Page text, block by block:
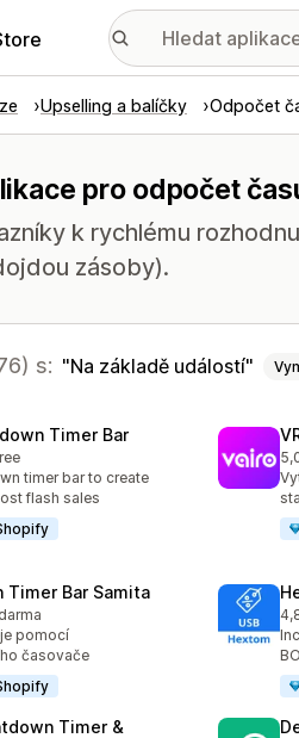
Upselling a balíčky Odpočet
pro odpočet
k rychlému
zásoby).
s: Na základě událostí
Timer Bar
recenzí: 478
timer bar to create
flash sales
Timer Bar Samita
recenzí: 170
pomocí
časovače
Timer &